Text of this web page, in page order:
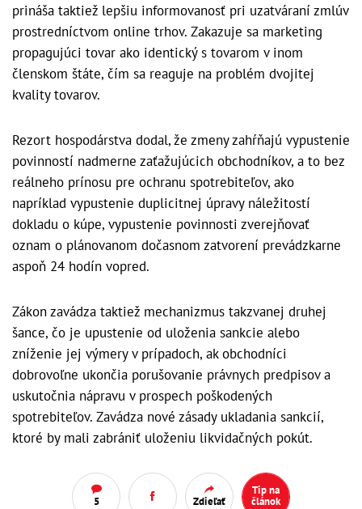
prináša taktiež lepšiu informovanosť pri uzatváraní zmlúv
prostredníctvom online trhov. Zakazuje sa marketing
propagujúci tovar ako identický s tovarom v inom
členskom štáte, čím sa reaguje na problém dvojitej
kvality tovarov.
Rezort hospodárstva dodal, že zmeny zahŕňajú vypustenie
povinností nadmerne zaťažujúcich obchodníkov, a to bez
reálneho prínosu pre ochranu spotrebiteľov, ako
napríklad vypustenie duplicitnej úpravy náležitostí
dokladu o kúpe, vypustenie povinnosti zverejňovať
oznam o plánovanom dočasnom zatvorení prevádzkarne
aspoň 24 hodín vopred.
Zákon zavádza taktiež mechanizmus takzvanej druhej
šance, čo je upustenie od uloženia sankcie alebo
zníženie jej výmery v prípadoch, ak obchodníci
dobrovoľne ukončia porušovanie právnych predpisov a
uskutočnia nápravu v prospech poškodených
spotrebiteľov. Zavádza nové zásady ukladania sankcií,
ktoré by mali zabrániť uloženiu likvidačných pokút.
5 Zdieľať
Tip na
článok